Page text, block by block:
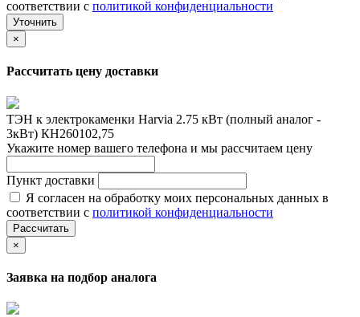
соответствии с политикой конфиденциальности
Уточнить
×
Рассчитать цену доставки
ТЭН к электрокаменки Harvia 2.75 кВт (полный аналог -
3кВт) КН260102,75
Укажите номер вашего телефона и мы рассчитаем цену
Пункт доставки
Я согласен на обработку моих персональных данных в
соответствии с политикой конфиденциальности
Рассчитать
×
Заявка на подбор аналога